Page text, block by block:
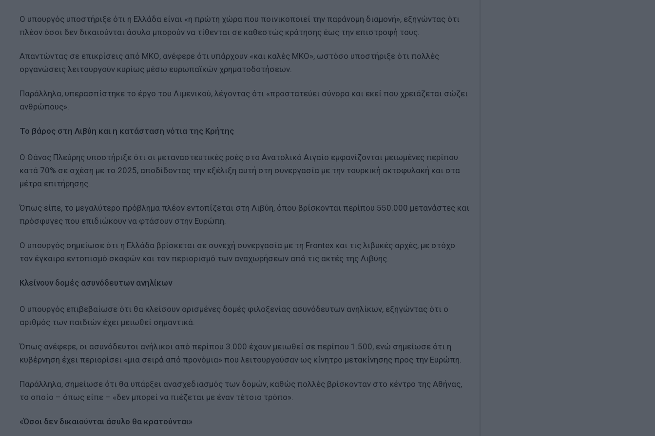
Ο υπουργός υποστήριξε ότι η Ελλάδα είναι «η πρώτη χώρα που ποινικοποιεί την παράνομη διαμονή», εξηγώντας ότι
πλέον όσοι δεν δικαιούνται άσυλο μπορούν να τίθενται σε καθεστώς κράτησης έως την επιστροφή τους.
Απαντώντας σε επικρίσεις από ΜΚΟ, ανέφερε ότι υπάρχουν «και καλές ΜΚΟ», ωστόσο υποστήριξε ότι πολλές
οργανώσεις λειτουργούν κυρίως μέσω ευρωπαϊκών χρηματοδοτήσεων.
Παράλληλα, υπερασπίστηκε το έργο του Λιμενικού, λέγοντας ότι «προστατεύει σύνορα και εκεί που χρειάζεται σώζει
ανθρώπους».
Το βάρος στη Λιβύη και η κατάσταση νότια της Κρήτης
Ο Θάνος Πλεύρης υποστήριξε ότι οι μεταναστευτικές ροές στο Ανατολικό Αιγαίο εμφανίζονται μειωμένες περίπου
κατά 70% σε σχέση με το 2025, αποδίδοντας την εξέλιξη αυτή στη συνεργασία με την τουρκική ακτοφυλακή και στα
μέτρα επιτήρησης.
Όπως είπε, το μεγαλύτερο πρόβλημα πλέον εντοπίζεται στη Λιβύη, όπου βρίσκονται περίπου 550.000 μετανάστες και
πρόσφυγες που επιδιώκουν να φτάσουν στην Ευρώπη.
Ο υπουργός σημείωσε ότι η Ελλάδα βρίσκεται σε συνεχή συνεργασία με τη Frontex και τις λιβυκές αρχές, με στόχο
τον έγκαιρο εντοπισμό σκαφών και τον περιορισμό των αναχωρήσεων από τις ακτές της Λιβύης.
Κλείνουν δομές ασυνόδευτων ανηλίκων
Ο υπουργός επιβεβαίωσε ότι θα κλείσουν ορισμένες δομές φιλοξενίας ασυνόδευτων ανηλίκων, εξηγώντας ότι ο
αριθμός των παιδιών έχει μειωθεί σημαντικά.
Όπως ανέφερε, οι ασυνόδευτοι ανήλικοι από περίπου 3.000 έχουν μειωθεί σε περίπου 1.500, ενώ σημείωσε ότι η
κυβέρνηση έχει περιορίσει «μια σειρά από προνόμια» που λειτουργούσαν ως κίνητρο μετακίνησης προς την Ευρώπη.
Παράλληλα, σημείωσε ότι θα υπάρξει ανασχεδιασμός των δομών, καθώς πολλές βρίσκονταν στο κέντρο της Αθήνας,
το οποίο – όπως είπε – «δεν μπορεί να πιέζεται με έναν τέτοιο τρόπο».
«Όσοι δεν δικαιούνται άσυλο θα κρατούνται»